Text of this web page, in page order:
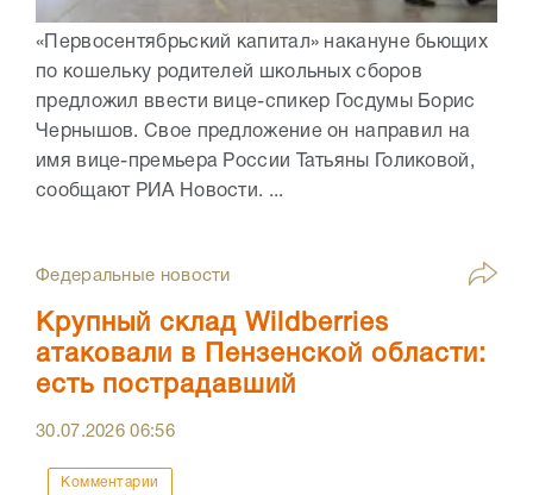
«Первосентябрьский капитал» накануне бьющих
по кошельку родителей школьных сборов
предложил ввести вице-спикер Госдумы Борис
Чернышов. Свое предложение он направил на
имя вице-премьера России Татьяны Голиковой,
сообщают РИА Новости. ...
Федеральные новости
Крупный склад Wildberries
атаковали в Пензенской области:
есть пострадавший
30.07.202606:56
Комментарии